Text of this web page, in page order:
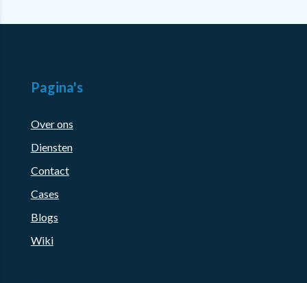
Pagina's
Over ons
Diensten
Contact
Cases
Blogs
Wiki